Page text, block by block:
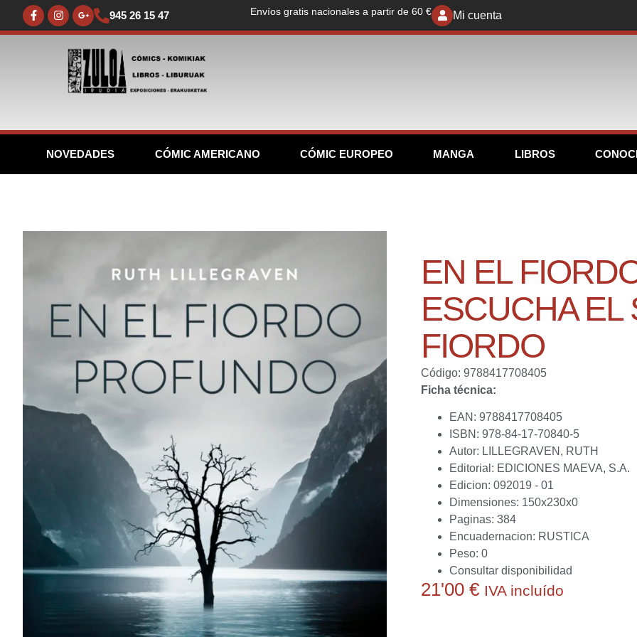
945 26 15 47 Envíos gratis nacionales a partir de 60 € Mi cuenta
NOVEDADES CÓMIC AMERICANO CÓMIC EUROPEO MANGA LIBROS
EN EL
ESCUCHA EL
FIORDO
Código: 9788417708405
Ficha técnica:
EAN: 9788417708405
ISBN: 978-84-17-70840-5
Autor: LILLEGRAVEN, RUTH
Editorial: EDICIONES MAEVA, S.A.
Edicion: 092019 - 01
Dimensiones: 150x230x0
Paginas: 384
Encuadernacion: RUSTICA
Peso: 0
Consultar disponibilidad
21'00 € IVA incluído